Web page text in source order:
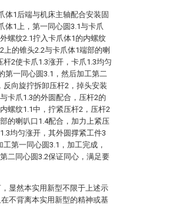
体1后端与机床主轴配合安装固
体1上，第一同心圆3.1与卡爪
螺纹2.1拧入卡爪体1的内螺纹
上的锥头2.2与卡爪体1端部的喇
杆2使卡爪1.3涨开，卡爪1.3均匀
第一同心圆3.1，然后加工第二
反向旋拧拆卸压杆2，掉头安装
卡爪1.3的外圆配合，压杆2的
螺纹1.1中，拧紧压杆2，压杆2
的喇叭口1.4配合，加力上紧压
均匀涨开，其外圆撑紧工件3
第一同心圆3.1，加工完成，
二同心圆3.2保证同心，满足要
显然本实用新型不限于上述示
不背离本实用新型的精神或基